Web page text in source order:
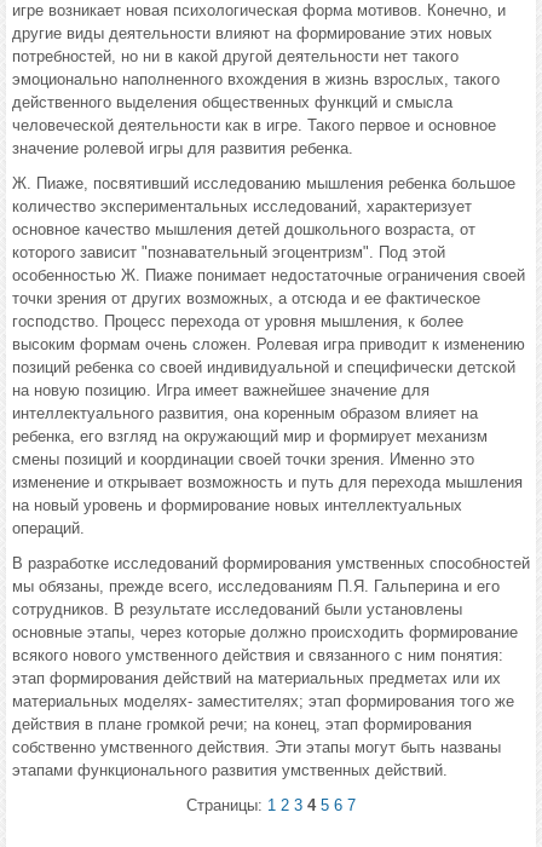
игре возникает новая психологическая форма мотивов. Конечно, и
другие виды деятельности влияют на формирование этих новых
потребностей, но ни в какой другой деятельности нет такого
эмоционально наполненного вхождения в жизнь взрослых, такого
действенного выделения общественных функций и смысла
человеческой деятельности как в игре. Такого первое и основное
значение ролевой игры для развития ребенка.
Ж. Пиаже, посвятивший исследованию мышления ребенка большое
количество экспериментальных исследований, характеризует
основное качество мышления детей дошкольного возраста, от
которого зависит "познавательный эгоцентризм". Под этой
особенностью Ж. Пиаже понимает недостаточные ограничения своей
точки зрения от других возможных, а отсюда и ее фактическое
господство. Процесс перехода от уровня мышления, к более
высоким формам очень сложен. Ролевая игра приводит к изменению
позиций ребенка со своей индивидуальной и специфически детской
на новую позицию. Игра имеет важнейшее значение для
интеллектуального развития, она коренным образом влияет на
ребенка, его взгляд на окружающий мир и формирует механизм
смены позиций и координации своей точки зрения. Именно это
изменение и открывает возможность и путь для перехода мышления
на новый уровень и формирование новых интеллектуальных
операций.
В разработке исследований формирования умственных способностей
мы обязаны, прежде всего, исследованиям П.Я. Гальперина и его
сотрудников. В результате исследований были установлены
основные этапы, через которые должно происходить формирование
всякого нового умственного действия и связанного с ним понятия:
этап формирования действий на материальных предметах или их
материальных моделях- заместителях; этап формирования того же
действия в плане громкой речи; на конец, этап формирования
собственно умственного действия. Эти этапы могут быть названы
этапами функционального развития умственных действий.
Страницы: 1 2 3 4 5 6 7